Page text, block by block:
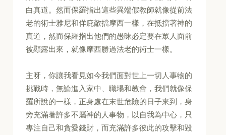
白真道。然而保羅指出這些異端假教師就像從前法
老的術士雅尼和佯庇敵擋摩西一樣，在抵擋著神的
真道，然而保羅指出他們的愚昧必定要在眾人面前
被顯露出來，就像摩西勝過法老的術士一樣。
主呀，你讓我看見如今我們面對世上一切人事物的
挑戰時，無論進入家中、職場和教會，我們就像保
羅所說的一樣，正身處在末世危險的日子來到，身
旁充滿著許多不屬神的人事物，以自我為中心，只
專注自己和貪愛錢財，而充滿許多彼此的攻擊和毀